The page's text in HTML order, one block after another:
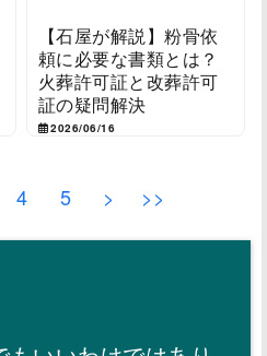
【石屋が解説】粉骨依
頼に必要な書類とは？
火葬許可証と改葬許可
証の疑問解決
2026/06/16
4 5 > >>